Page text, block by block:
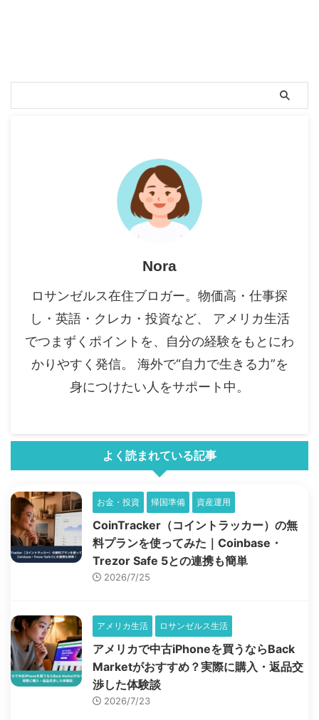
Nora
ロサンゼルス在住ブロガー。物価高・仕事探
し・英語・クレカ・投資など、 アメリカ生活
でつまずくポイントを、自分の経験をもとにわ
かりやすく発信。 海外で“自力で生きる力”を
身につけたい人をサポート中。
よく読まれている記事
お金・投資 帰国準備 資産運用
CoinTracker（コイントラッカー）の無
料プランを使ってみた｜Coinbase・
Trezor Safe 5との連携も簡単
2026/7/25
アメリカ生活 ロサンゼルス生活
アメリカで中古iPhoneを買うならBack
Marketがおすすめ？実際に購入・返品交
渉した体験談
2026/7/23